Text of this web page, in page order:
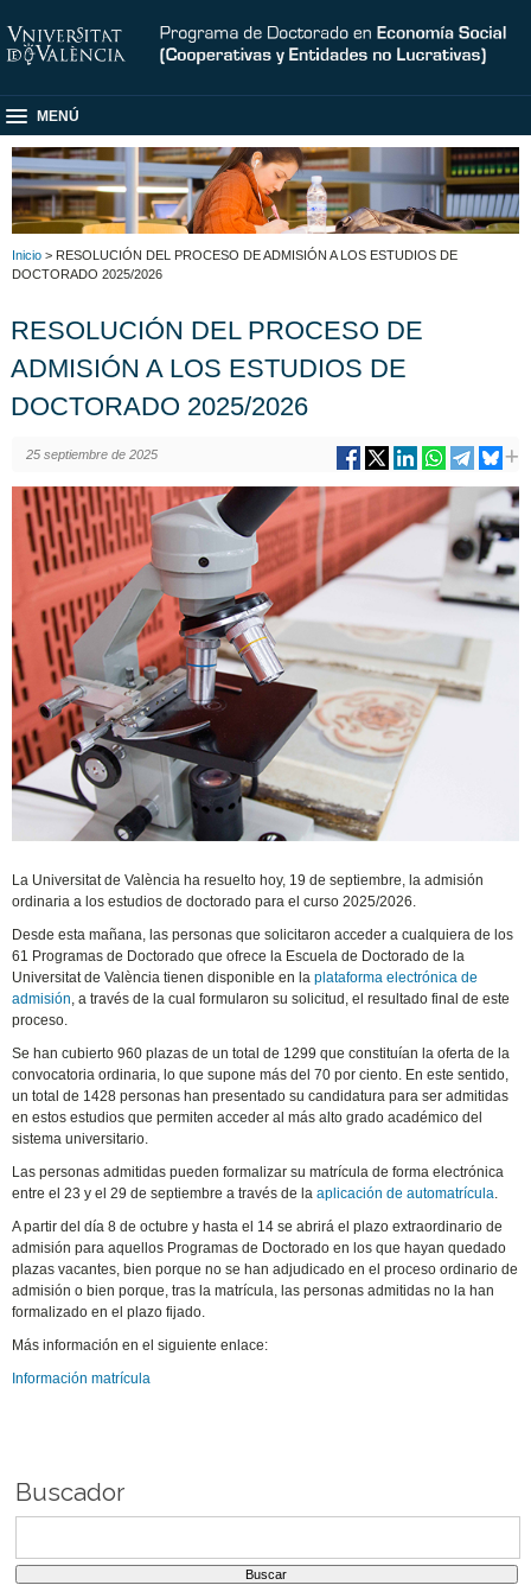
MENÚ
Inicio > RESOLUCIÓN DEL PROCESO DE ADMISIÓN A LOS ESTUDIOS DE
DOCTORADO 2025/2026
RESOLUCIÓN DEL PROCESO DE
ADMISIÓN A LOS ESTUDIOS DE
DOCTORADO 2025/2026
25 septiembre de 2025
La Universitat de València ha resuelto hoy, 19 de septiembre, la admisión
ordinaria a los estudios de doctorado para el curso 2025/2026.
Desde esta mañana, las personas que solicitaron acceder a cualquiera de los
61 Programas de Doctorado que ofrece la Escuela de Doctorado de la
Universitat de València tienen disponible en laplataforma electrónica de
admisión, a través de la cual formularon su solicitud, el resultado final de este
proceso.
Se han cubierto 960 plazas de un total de 1299 que constituían la oferta de la
convocatoria ordinaria, lo que supone más del 70 por ciento. En este sentido,
un total de 1428 personas han presentado su candidatura para ser admitidas
en estos estudios que permiten acceder al más alto grado académico del
sistema universitario.
Las personas admitidas pueden formalizar su matrícula de forma electrónica
entre el 23 y el 29 de septiembre a través de laaplicación de automatrícula.
A partir del día 8 de octubre y hasta el 14 se abrirá el plazo extraordinario de
admisión para aquellos Programas de Doctorado en los que hayan quedado
plazas vacantes, bien porque no se han adjudicado en el proceso ordinario de
admisión o bien porque, tras la matrícula, las personas admitidas no la han
formalizado en el plazo fijado.
Más información en el siguiente enlace:
Información matrícula
Buscador